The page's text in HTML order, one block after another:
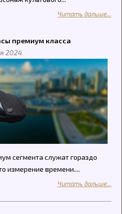
Читать дальше...
премиум класса
2024
сегмента служат гораздо
измерение времени....
Читать дальше...